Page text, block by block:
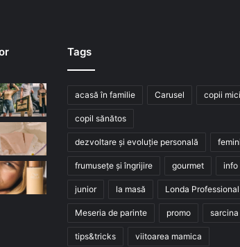
Tags
acasă în familie Carusel copii mici
copil sănătos
dezvoltare și evoluție personală
frumusețe și îngrijire gourmet info
junior la masă Londa Professional
Meseria de parinte promo sarcina
tips&tricks viitoarea mamica